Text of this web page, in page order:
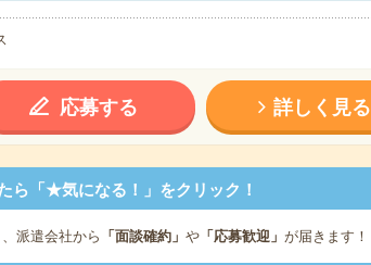
応募する 詳しく見る
ら「★気になる！」をクリック！
派遣会社から 「面談確約」 や「応募歓迎」 が届きます！